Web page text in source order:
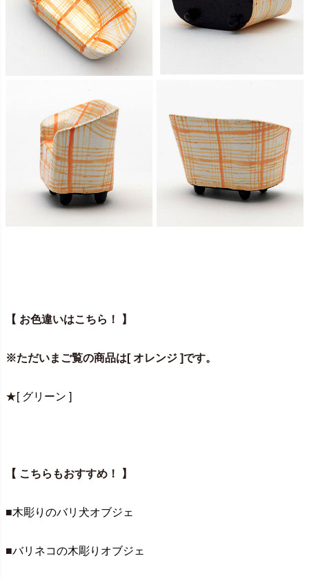
【 お色違いはこちら！ 】
※ただいまご覧の商品は[ オレンジ ]です。
★[ グリーン ]
【 こちらもおすすめ！ 】
■木彫りのバリ犬オブジェ
■バリネコの木彫りオブジェ